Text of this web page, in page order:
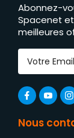
Abonnez-
Spacenet
meilleures
Nous